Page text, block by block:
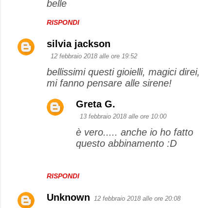
belle
RISPONDI
silvia jackson
12 febbraio 2018 alle ore 19:52
bellissimi questi gioielli, magici direi,
mi fanno pensare alle sirene!
RISPONDI
Greta G.
13 febbraio 2018 alle ore 10:00
è vero..... anche io ho fatto
questo abbinamento :D
Unknown 12 febbraio 2018 alle ore 20:08